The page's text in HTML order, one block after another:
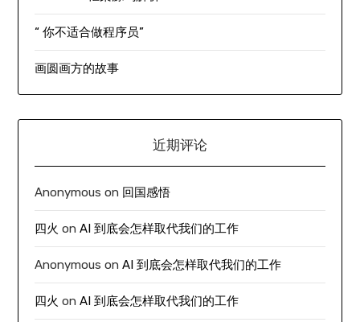
“ 你不适合做程序员”
画圆画方的故事
近期评论
Anonymous on 回国感悟
四火 onAI 到底会怎样取代我们的工作
Anonymous onAI 到底会怎样取代我们的工作
四火 onAI 到底会怎样取代我们的工作